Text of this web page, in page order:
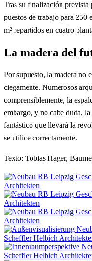
Tras su finalización prevista
puestos de trabajo para 250
m² repartidos en cuatro
La madera del
Por supuesto, la madera no
ciegamente. Numerosos
comprensiblemente, la
embargo, y no cabe duda,
fantástico que llevará la
se utilice correctamente.
Texto: Tobias Hager,